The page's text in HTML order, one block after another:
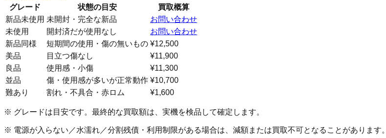
グレード
状態の目安
買取概算
新品未使用 未開封・完全な新品
お問い合わせ
未使用
開封済だが使用なし
お問い合わせ
新品同様
短期間の使用・傷の無いもの ¥12,500
美品
目立つ傷なし
¥11,900
良品
使用感・小傷
¥11,300
並品
傷・使用感が多いが正常動作 ¥10,700
難あり
割れ・不具合・赤ロム ¥1,600
※ グレードは目安です。最終的な買取額は、実機を検品して確定します。
※ 電源が入らない／水濡れ／分割残債・利用制限がある場合は、減額または買取不可となることがあります。